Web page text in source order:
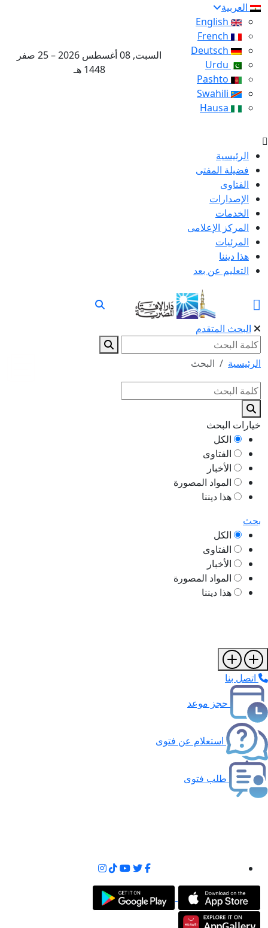
العربية
السبت, 08 أغسطس 2026 – 25 صفر
1448 هـ
الرئيسية
فضيلة المفتى
الفتاوى
الإصدارات
الخدمات
المركز الإعلامى
المرئيات
هذا ديننا
التعليم عن بعد
البحث المتقدم
الرئيسية البحث
خيارات البحث
الكل
الفتاوى
الأخبار
المواد المصورة
هذا ديننا
بحث
الكل
الفتاوى
الأخبار
المواد المصورة
هذا ديننا
اتصل بنا
حجز موعد
استعلام عن فتوى
طلب فتوى